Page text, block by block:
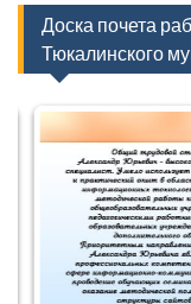
Доска почета
Тюкалинского